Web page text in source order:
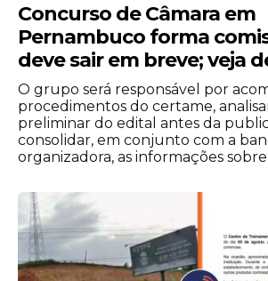
Além disso, a medida
recebida pelos servidores,
organizar despesas, viagens e
familiares com maior
financeira.
Por enquanto, oGoverno de
ainda não confirmou
no calendário de pagamento
Concurso de Câmara em
Pernambuco forma
deve sair em breve; veja
O grupo será responsável por
procedimentos do certame,
preliminar do edital antes da
consolidar, em conjunto com a
organizadora, as informações